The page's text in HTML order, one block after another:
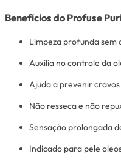
Benefícios do Profuse
Limpeza profunda sem
Auxilia no controle da
Ajuda a prevenir
Não resseca e não
Sensação prolongada
Indicado para pele